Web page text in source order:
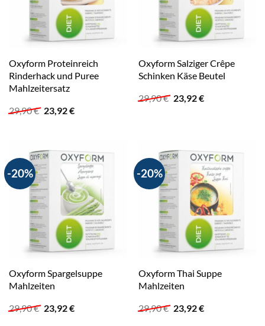
Oxyform Proteinreich
Rinderhack und Puree
Mahlzeitersatz
29,90€ Ursprünglicher
Preis
23,92€Aktueller
Oxyform Salziger Crêpe
Schinken Käse Beutel
29,90€ Ursprünglicher
Preis
23,92€Aktueller
-20%
Oxyform Spargelsuppe
Mahlzeiten
29,90€ Ursprünglicher
Preis
23,92€Aktueller
-20%
Oxyform Thai Suppe
Mahlzeiten
29,90€ Ursprünglicher
Preis
23,92€Aktueller